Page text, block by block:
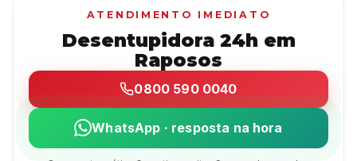
ATENDIMENTO IMEDIATO
Desentupidora 24h em
Raposos
0800 590 0040
WhatsApp · resposta na hora